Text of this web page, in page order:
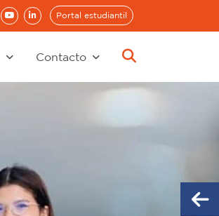
Portal estudiantil
Contacto